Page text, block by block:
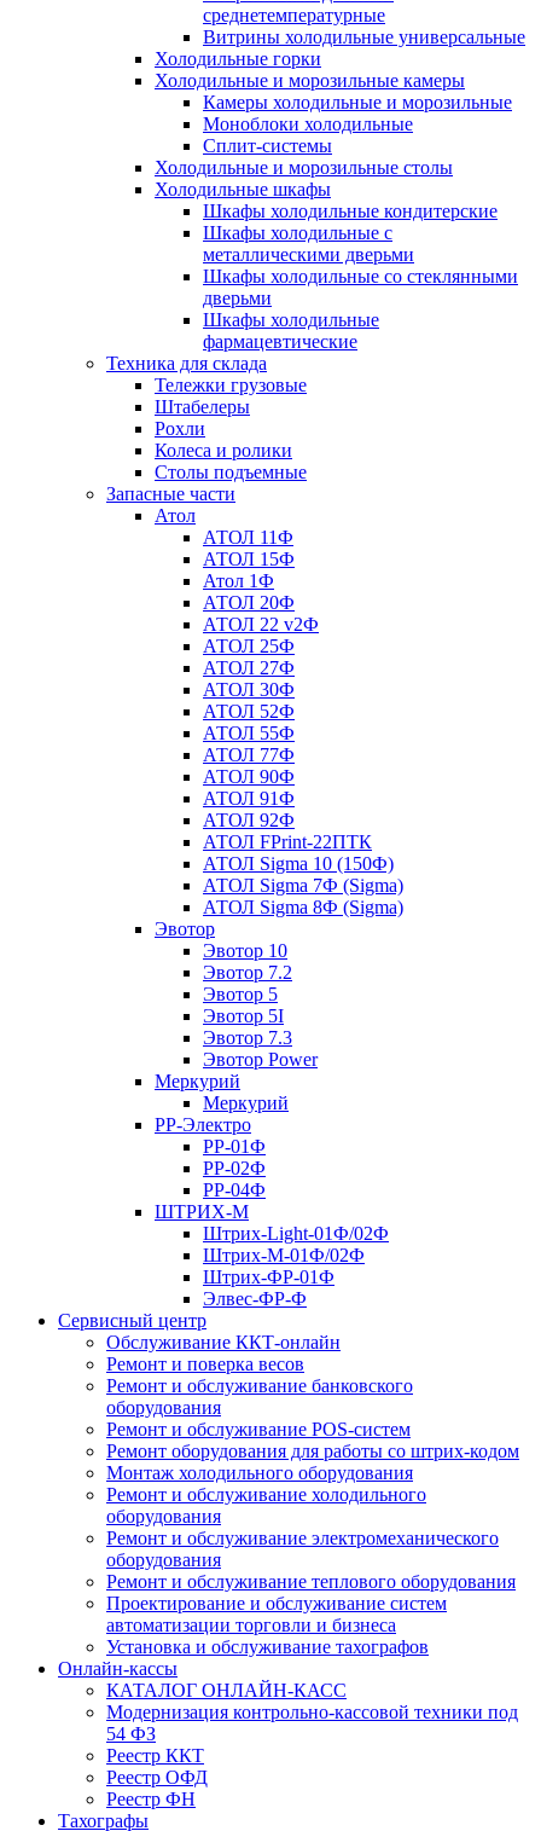
среднетемпературные
Витрины холодильные универсальные
Холодильные горки
Холодильные и морозильные камеры
Камеры холодильные и морозильные
Моноблоки холодильные
Сплит-системы
Холодильные и морозильные столы
Холодильные шкафы
Шкафы холодильные кондитерские
Шкафы холодильные с
металлическими дверьми
Шкафы холодильные со стеклянными
дверьми
Шкафы холодильные
фармацевтические
Техника для склада
Тележки грузовые
Штабелеры
Рохли
Колеса и ролики
Столы подъемные
Запасные части
Атол
АТОЛ 11Ф
АТОЛ 15Ф
Атол 1Ф
АТОЛ 20Ф
АТОЛ 22 v2Ф
АТОЛ 25Ф
АТОЛ 27Ф
АТОЛ 30Ф
АТОЛ 52Ф
АТОЛ 55Ф
АТОЛ 77Ф
АТОЛ 90Ф
АТОЛ 91Ф
АТОЛ 92Ф
АТОЛ FPrint-22ПТК
АТОЛ Sigma 10 (150Ф)
АТОЛ Sigma 7Ф (Sigma)
АТОЛ Sigma 8Ф (Sigma)
Эвотор
Эвотор 10
Эвотор 7.2
Эвотор 5
Эвотор 5I
Эвотор 7.3
Эвотор Power
Меркурий
Меркурий
РР-Электро
РР-01Ф
РР-02Ф
РР-04Ф
ШТРИХ-М
Штрих-Light-01Ф/02Ф
Штрих-М-01Ф/02Ф
Штрих-ФР-01Ф
Элвес-ФР-Ф
Сервисный центр
Обслуживание ККТ-онлайн
Ремонт и поверка весов
Ремонт и обслуживание банковского
оборудования
Ремонт и обслуживание POS-систем
Ремонт оборудования для работы со штрих-кодом
Монтаж холодильного оборудования
Ремонт и обслуживание холодильного
оборудования
Ремонт и обслуживание электромеханического
оборудования
Ремонт и обслуживание теплового оборудования
Проектирование и обслуживание систем
автоматизации торговли и бизнеса
Установка и обслуживание тахографов
Онлайн-кассы
КАТАЛОГ ОНЛАЙН-КАСС
Модернизация контрольно-кассовой техники под
54 ФЗ
Реестр ККТ
Реестр ОФД
Реестр ФН
Тахографы